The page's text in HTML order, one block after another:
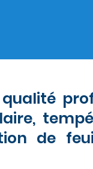
de